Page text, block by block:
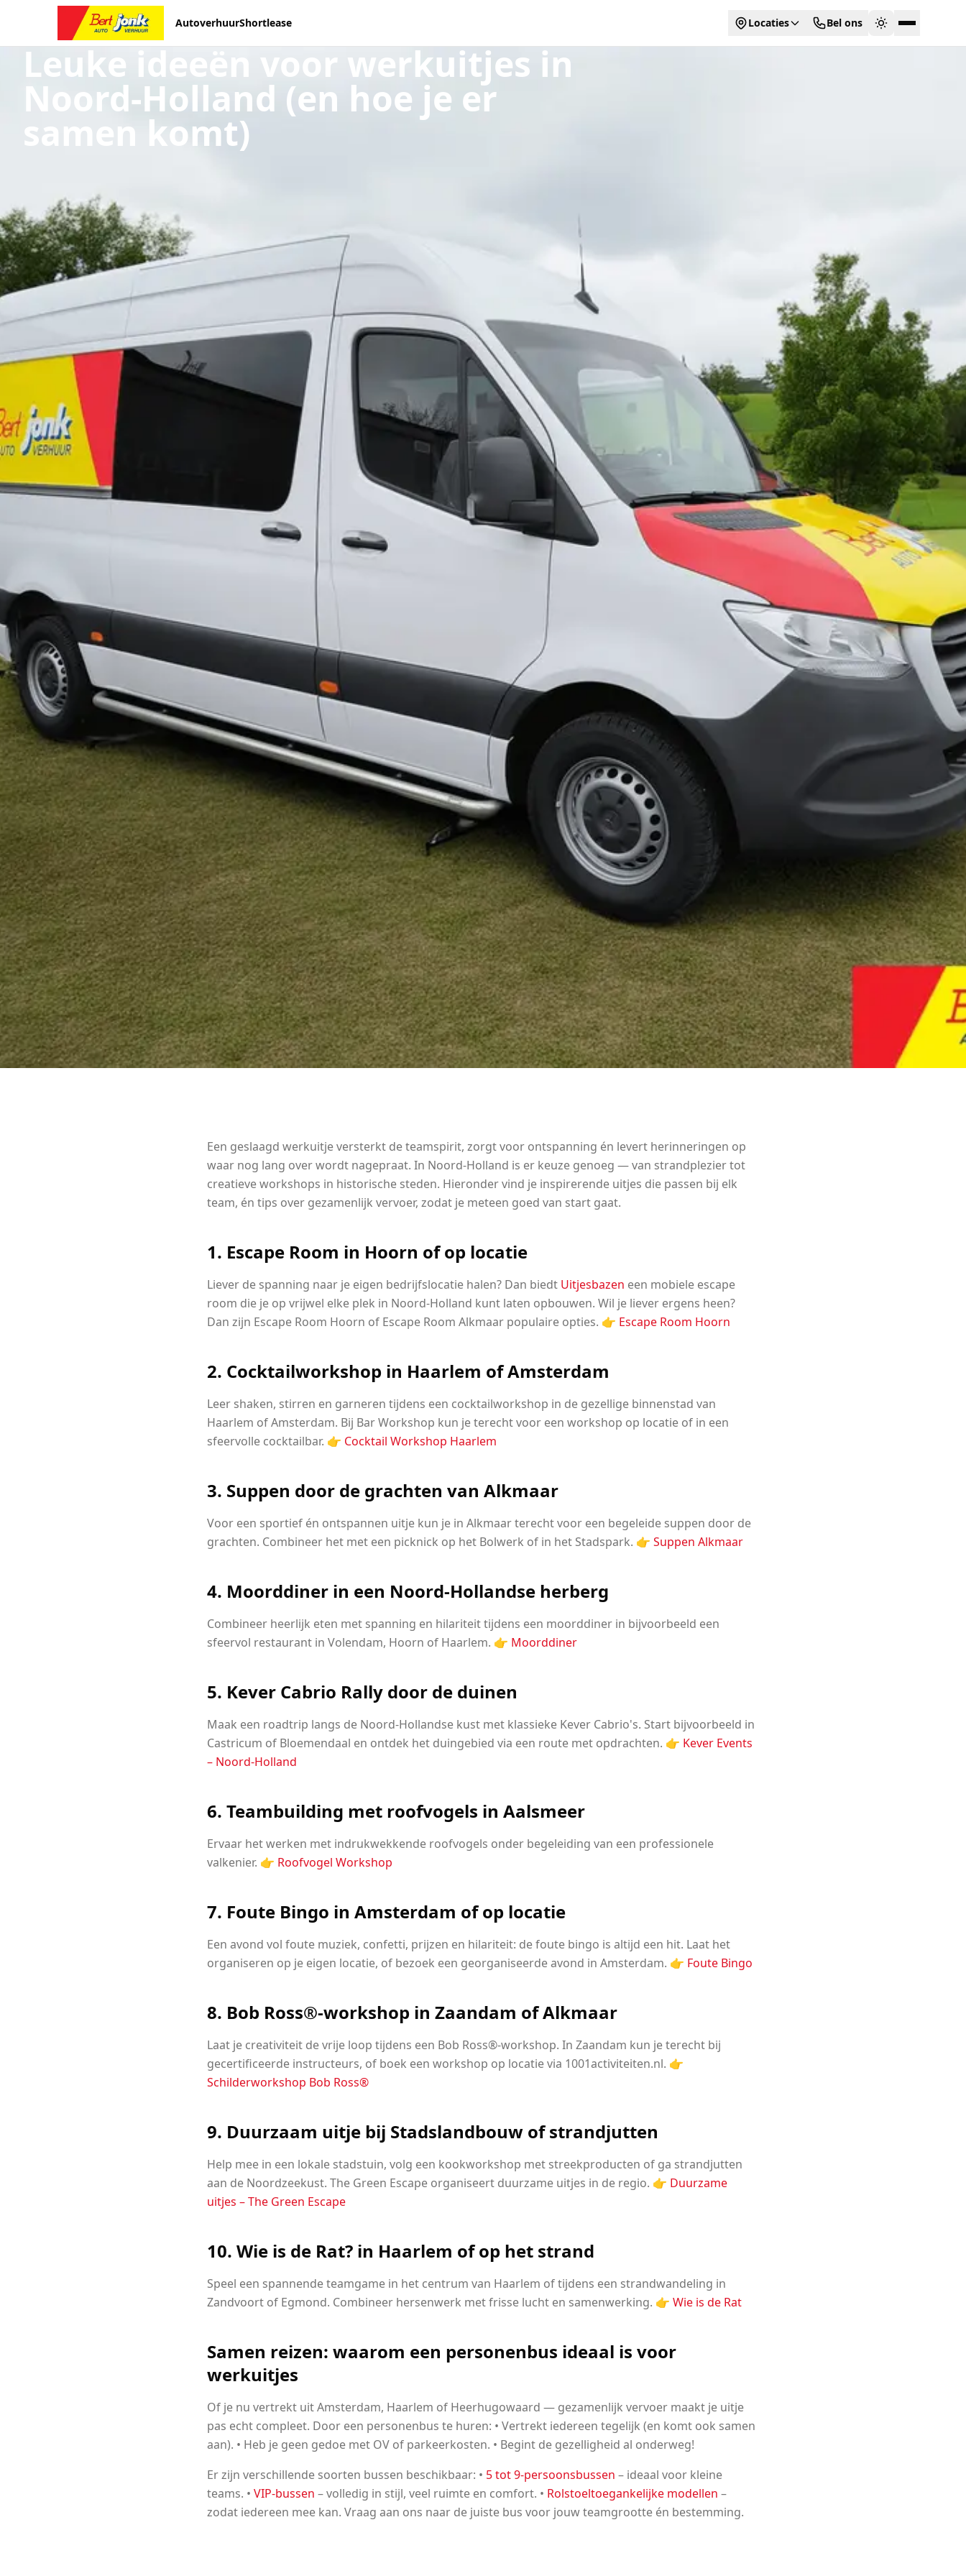
AutoverhuurShortlease Locaties Bel ons
Leuke ideeën voor werkuitjes in
Noord-Holland (en hoe je er
samen komt)
Een geslaagd werkuitje versterkt de teamspirit, zorgt voor ontspanning én levert herinneringen op
waar nog lang over wordt nagepraat. In Noord-Holland is er keuze genoeg — van strandplezier tot
creatieve workshops in historische steden. Hieronder vind je inspirerende uitjes die passen bij elk
team, én tips over gezamenlijk vervoer, zodat je meteen goed van start gaat.
1. Escape Room in Hoorn of op locatie
Liever de spanning naar je eigen bedrijfslocatie halen? Dan biedt Uitjesbazen een mobiele escape
room die je op vrijwel elke plek in Noord-Holland kunt laten opbouwen. Wil je liever ergens heen?
Dan zijn Escape Room Hoorn of Escape Room Alkmaar populaire opties. 👉 Escape Room Hoorn
2. Cocktailworkshop in Haarlem of Amsterdam
Leer shaken, stirren en garneren tijdens een cocktailworkshop in de gezellige binnenstad van
Haarlem of Amsterdam. Bij Bar Workshop kun je terecht voor een workshop op locatie of in een
sfeervolle cocktailbar. 👉 Cocktail Workshop Haarlem
3. Suppen door de grachten van Alkmaar
Voor een sportief én ontspannen uitje kun je in Alkmaar terecht voor een begeleide suppen door de
grachten. Combineer het met een picknick op het Bolwerk of in het Stadspark. 👉 Suppen Alkmaar
4. Moorddiner in een Noord-Hollandse herberg
Combineer heerlijk eten met spanning en hilariteit tijdens een moorddiner in bijvoorbeeld een
sfeervol restaurant in Volendam, Hoorn of Haarlem. 👉 Moorddiner
5. Kever Cabrio Rally door de duinen
Maak een roadtrip langs de Noord-Hollandse kust met klassieke Kever Cabrio's. Start bijvoorbeeld in
Castricum of Bloemendaal en ontdek het duingebied via een route met opdrachten. 👉 Kever Events
– Noord-Holland
6. Teambuilding met roofvogels in Aalsmeer
Ervaar het werken met indrukwekkende roofvogels onder begeleiding van een professionele
valkenier. 👉 Roofvogel Workshop
7. Foute Bingo in Amsterdam of op locatie
Een avond vol foute muziek, confetti, prijzen en hilariteit: de foute bingo is altijd een hit. Laat het
organiseren op je eigen locatie, of bezoek een georganiseerde avond in Amsterdam. 👉 Foute Bingo
8. Bob Ross®-workshop in Zaandam of Alkmaar
Laat je creativiteit de vrije loop tijdens een Bob Ross®-workshop. In Zaandam kun je terecht bij
gecertificeerde instructeurs, of boek een workshop op locatie via 1001activiteiten.nl. 👉
Schilderworkshop Bob Ross®
9. Duurzaam uitje bij Stadslandbouw of strandjutten
Help mee in een lokale stadstuin, volg een kookworkshop met streekproducten of ga strandjutten
aan de Noordzeekust. The Green Escape organiseert duurzame uitjes in de regio. 👉 Duurzame
uitjes – The Green Escape
10. Wie is de Rat? in Haarlem of op het strand
Speel een spannende teamgame in het centrum van Haarlem of tijdens een strandwandeling in
Zandvoort of Egmond. Combineer hersenwerk met frisse lucht en samenwerking. 👉 Wie is de Rat
Samen reizen: waarom een personenbus ideaal is voor
werkuitjes
Of je nu vertrekt uit Amsterdam, Haarlem of Heerhugowaard — gezamenlijk vervoer maakt je uitje
pas echt compleet. Door een personenbus te huren: • Vertrekt iedereen tegelijk (en komt ook samen
aan). • Heb je geen gedoe met OV of parkeerkosten. • Begint de gezelligheid al onderweg!
Er zijn verschillende soorten bussen beschikbaar: • 5 tot 9-persoonsbussen – ideaal voor kleine
teams. • VIP-bussen – volledig in stijl, veel ruimte en comfort. • Rolstoeltoegankelijke modellen –
zodat iedereen mee kan. Vraag aan ons naar de juiste bus voor jouw teamgrootte én bestemming.